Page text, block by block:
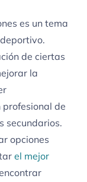
es un tema
de ciertas
la
de
secundarios.
opciones
el mejor